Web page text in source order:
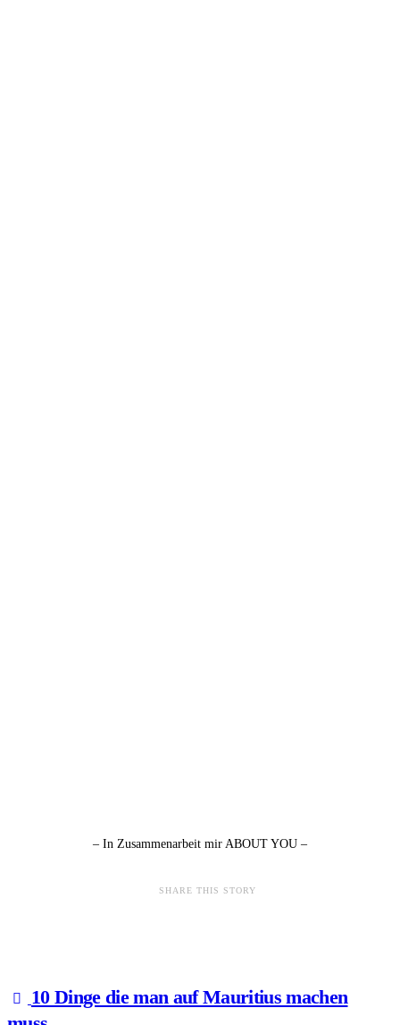
– In Zusammenarbeit mir ABOUT YOU –
SHARE THIS STORY
10 Dinge die man auf Mauritius machen